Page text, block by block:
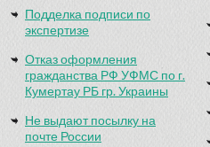
Подделка подписи по
экспертизе
Отказ оформления
гражданства РФ УФМС по г.
Кумертау РБ гр. Украины
Не выдают посылку на
почте России